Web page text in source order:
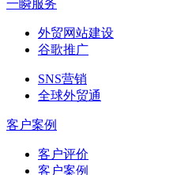
一瞬服务
外贸网站建设
谷歌推广
SNS营销
全球外贸通
客户案例
客户评价
客户案例